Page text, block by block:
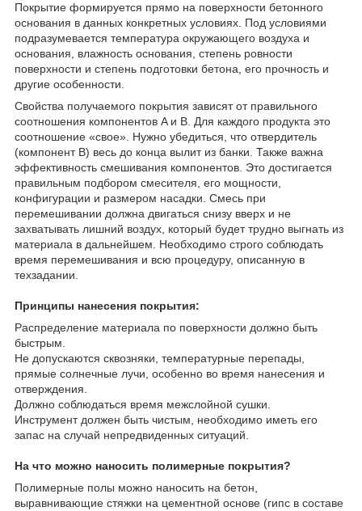
Покрытие формируется прямо на поверхности бетонного
основания в данных конкретных условиях. Под условиями
подразумевается температура окружающего воздуха и
основания, влажность основания, степень ровности
поверхности и степень подготовки бетона, его прочность и
другие особенности.
Свойства получаемого покрытия зависят от правильного
соотношения компонентов A и B. Для каждого продукта это
соотношение «свое». Нужно убедиться, что отвердитель
(компонент B) весь до конца вылит из банки. Также важна
эффективность смешивания компонентов. Это достигается
правильным подбором смесителя, его мощности,
конфигурации и размером насадки. Смесь при
перемешивании должна двигаться снизу вверх и не
захватывать лишний воздух, который будет трудно выгнать из
материала в дальнейшем. Необходимо строго соблюдать
время перемешивания и всю процедуру, описанную в
техзадании.
Принципы нанесения покрытия:
Распределение материала по поверхности должно быть
быстрым.
Не допускаются сквозняки, температурные перепады,
прямые солнечные лучи, особенно во время нанесения и
отверждения.
Должно соблюдаться время межслойной сушки.
Инструмент должен быть чистым, необходимо иметь его
запас на случай непредвиденных ситуаций.
На что можно наносить полимерные покрытия?
Полимерные полы можно наносить на бетон,
выравнивающие стяжки на цементной основе (гипс в составе